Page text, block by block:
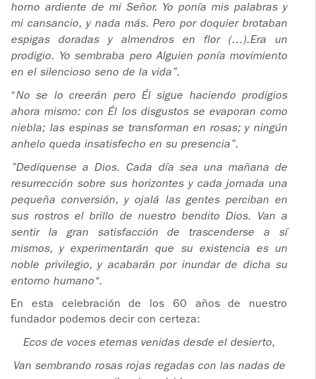
horno ardiente de mi Señor. Yo ponía mis palabras y
mi cansancio, y nada más. Pero por doquier brotaban
espigas doradas y almendros en flor (…).Era un
prodigio. Yo sembraba pero Alguien ponía movimiento
en el silencioso seno de la vida”.
“No se lo creerán pero Él sigue haciendo prodigios
ahora mismo: con Él los disgustos se evaporan como
niebla; las espinas se transforman en rosas; y ningún
anhelo queda insatisfecho en su presencia”.
”Dedíquense a Dios. Cada día sea una mañana de
resurrección sobre sus horizontes y cada jornada una
pequeña conversión, y ojalá las gentes perciban en
sus rostros el brillo de nuestro bendito Dios. Van a
sentir la gran satisfacción de trascenderse a sí
mismos, y experimentarán que su existencia es un
noble privilegio, y acabarán por inundar de dicha su
entorno humano“.
En esta celebración de los 60 años de nuestro
fundador podemos decir con certeza:
Ecos de voces eternas venidas desde el desierto,
Van sembrando rosas rojas regadas con las nadas de